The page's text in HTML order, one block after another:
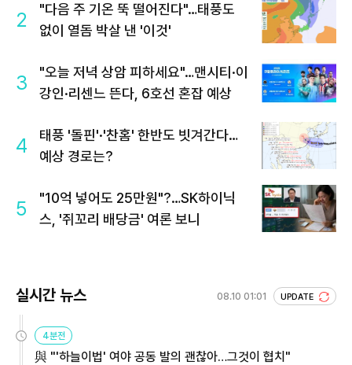
2
"다음 주 기온 뚝 떨어진다"…태풍도
없이 열돔 박살 낸 '이것'
3
"오늘 저녁 상암 피하세요"…맨시티·이
강인·리센느 뜬다, 6호선 혼잡 예상
4
태풍 '돌핀'·'찬홈' 한반도 빗겨간다…
예상 경로는?
5
"10억 넣어도 25만원"?…SK하이닉
스, '쥐꼬리 배당금' 여론 보니
실시간 뉴스 08.10 01:01 UPDATE
4분전
與 "'하늘이법' 여야 공동 발의 괜찮아…그것이 협치"